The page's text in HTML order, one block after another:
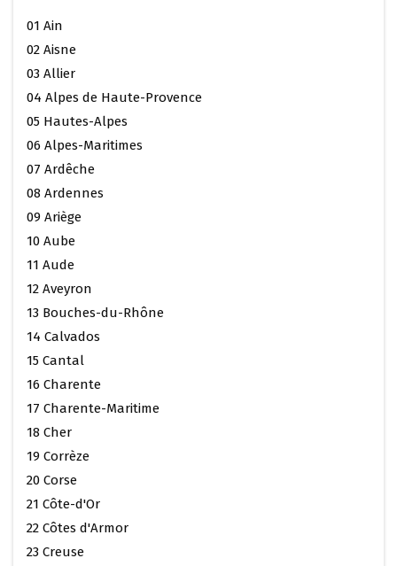
01 Ain
02 Aisne
03 Allier
04 Alpes de Haute-Provence
05 Hautes-Alpes
06 Alpes-Maritimes
07 Ardêche
08 Ardennes
09 Ariège
10 Aube
11 Aude
12 Aveyron
13 Bouches-du-Rhône
14 Calvados
15 Cantal
16 Charente
17 Charente-Maritime
18 Cher
19 Corrèze
20 Corse
21 Côte-d'Or
22 Côtes d'Armor
23 Creuse